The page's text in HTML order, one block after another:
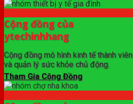
Cộng đồng của
ytechinhhang
Cộng đồng mô hình kinh tế thành viên
và quản lý sức khỏe chủ động.
Tham Gia Cộng Đồng